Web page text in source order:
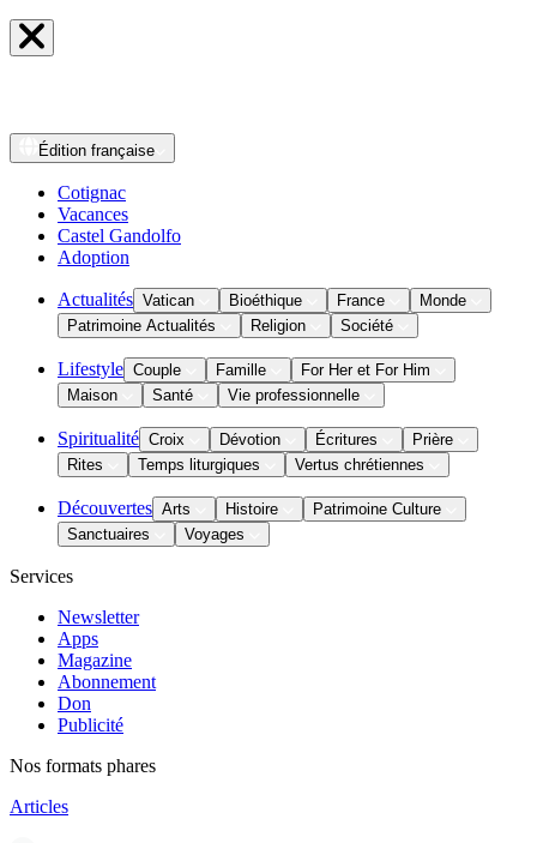
Édition française
Cotignac
Vacances
Castel Gandolfo
Adoption
Actualités Vatican Bioéthique France
Monde
Patrimoine Actualités
Religion Société
Lifestyle Couple Famille
For Her et For Him
Maison
Santé Vie professionnelle
Spiritualité Croix Dévotion Écritures
Prière
Rites
Temps liturgiques Vertus chrétiennes
Découvertes Arts Histoire
Patrimoine Culture
Sanctuaires
Voyages
Services
Newsletter
Apps
Magazine
Abonnement
Don
Publicité
Nos formats phares
Articles